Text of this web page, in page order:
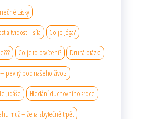
Lásky
a tvrdost – síla Co je Jóga?
Co je to osvícení? Druhá otázka
pevný bod našeho života
Jidáše Hledání duchovního srdce
muž – žena zbytečně trpět